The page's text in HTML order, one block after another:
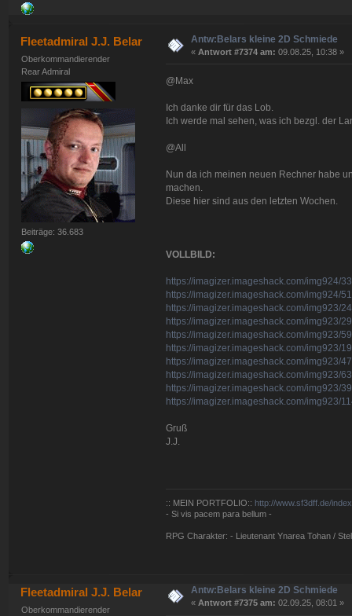
Fleetadmiral J.J. Belar
Oberkommandierender
Rear Admiral
Beiträge: 36.683
Antw:Belars kleine 2D Schmiede
« Antwort #7374 am: 09.08.25, 10:38 »
@Max
Ich danke dir für das Lob.
Ich werde mal sehen, was ich bezgl. der
@All
Nun da ich meinen neuen Rechner habe
machen.
Diese hier sind aus den letzten Wochen.
VOLLBILD:
https://imagizer.imageshack.com/img924/
https://imagizer.imageshack.com/img924/
https://imagizer.imageshack.com/img923/
https://imagizer.imageshack.com/img923/
https://imagizer.imageshack.com/img923/
https://imagizer.imageshack.com/img923/
https://imagizer.imageshack.com/img923/
https://imagizer.imageshack.com/img923/
https://imagizer.imageshack.com/img923/
https://imagizer.imageshack.com/img923/
Gruß
J.J.
:: MEIN PORTFOLIO:: http://www.sf3dff.de/
- Si vis pacem para bellum -
RPG Charakter: - Lieutenant Ynarea Tohan /
Fleetadmiral J.J. Belar
Oberkommandierender
Antw:Belars kleine 2D Schmiede
« Antwort #7375 am: 02.09.25, 08:01 »